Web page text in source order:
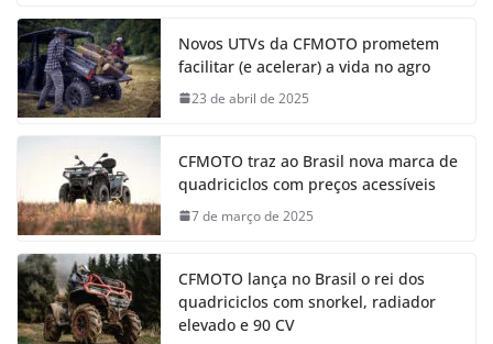
Novos UTVs da CFMOTO prometem
facilitar (e acelerar) a vida no agro
23 de abril de 2025
CFMOTO traz ao Brasil nova marca de
quadriciclos com preços acessíveis
7 de março de 2025
CFMOTO lança no Brasil o rei dos
quadriciclos com snorkel, radiador
elevado e 90 CV